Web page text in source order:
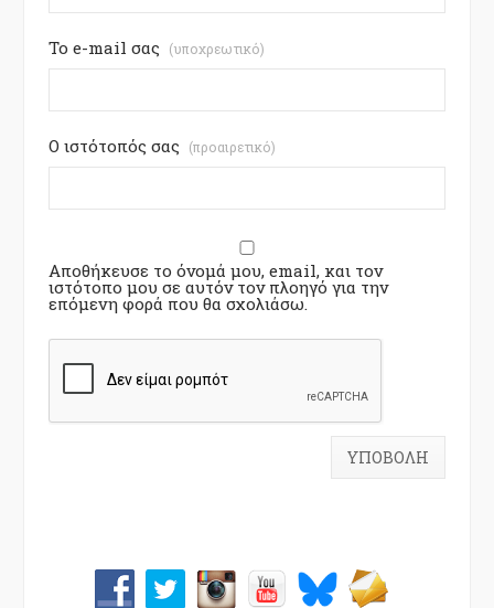
Το e-mail σας (υποχρεωτικό)
Ο ιστότοπός σας (προαιρετικό)
Αποθήκευσε το όνομά μου, email, και τον
ιστότοπο μου σε αυτόν τον πλοηγό για την
επόμενη φορά που θα σχολιάσω.